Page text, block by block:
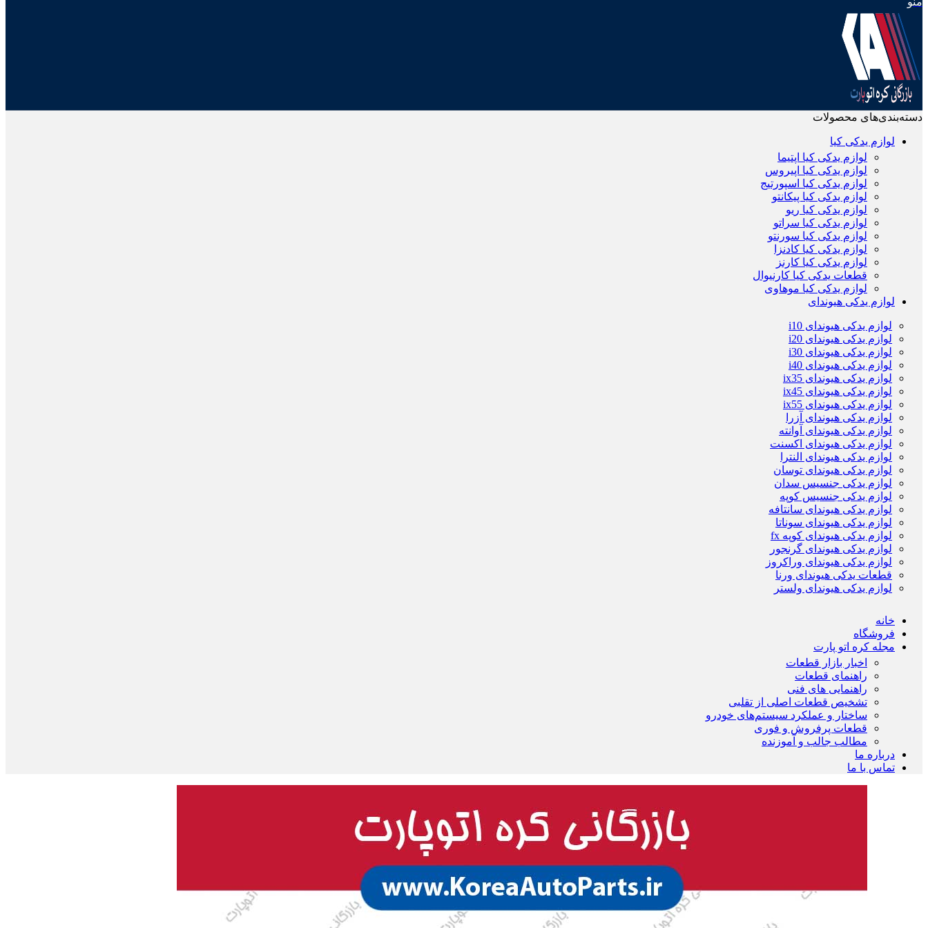
دسته‌بندی‌های محصولات
لوازم یدکی کیا
لوازم یدکی کیا اپتیما
لوازم یدکی کیا اپیروس
لوازم یدکی کیا اسپورتیج
لوازم یدکی کیا پیکانتو
لوازم یدکی کیا ریو
لوازم یدکی کیا سراتو
لوازم یدکی کیا سورنتو
لوازم یدکی کیا کادنزا
لوازم یدکی کیا کارنز
قطعات یدکی کیا کارنیوال
لوازم یدکی کیا موهاوی
لوازم یدکی هیوندای
لوازم یدکی هیوندای i10
لوازم یدکی هیوندای i20
لوازم یدکی هیوندای i30
لوازم یدکی هیوندای i40
لوازم یدکی هیوندای ix35
لوازم یدکی هیوندای ix45
لوازم یدکی هیوندای ix55
لوازم یدکی هیوندای آزرا
لوازم یدکی هیوندای آوانته
لوازم یدکی هیوندای اکسنت
لوازم یدکی هیوندای النترا
لوازم یدکی هیوندای توسان
لوازم یدکی جنسیس سدان
لوازم یدکی جنسیس کوپه
لوازم یدکی هیوندای سانتافه
لوازم یدکی هیوندای سوناتا
لوازم یدکی هیوندای کوپه fx
لوازم یدکی هیوندای گرنجور
لوازم یدکی هیوندای وراکروز
قطعات یدکی هیوندای ورنا
لوازم یدکی هیوندای ولستر
خانه
فروشگاه
مجله کره اتو پارت
اخبار بازار قطعات
راهنمای قطعات
راهنمایی های فنی
تشخیص قطعات اصلی از تقلبی
ساختار و عملکرد سیستم‌های خودرو
قطعات پرفروش و فوری
مطالب جالب و آموزنده
درباره ما
تماس با ما